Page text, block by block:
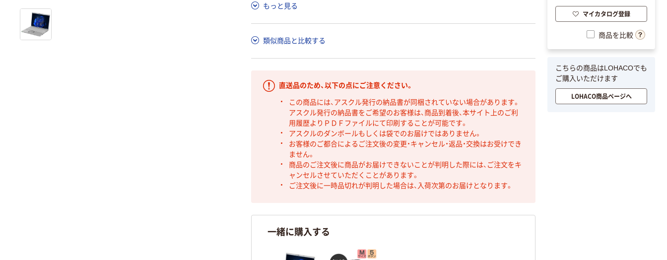
もっと見る
類似商品と比較する
直送品のため、以下の点にご注意ください。
この商品には、アスクル発行の納品書が同梱されていない場合があります。
アスクル発行の納品書をご希望のお客様は、商品到着後、本サイト上のご利
用履歴よりＰＤＦファイルにて印刷することが可能です。
アスクルのダンボールもしくは袋でのお届けではありません。
お客様のご都合によるご注文後の変更・キャンセル・返品・交換はお受けでき
ません。
商品のご注文後に商品がお届けできないことが判明した際には、ご注文をキ
ャンセルさせていただくことがあります。
ご注文後に一時品切れが判明した場合は、入荷次第のお届けとなります。
一緒に購入する
マイカタログ登録
商品を比較
こちらの商品はLOHACOでも
ご購入いただけます
LOHACO商品ページへ